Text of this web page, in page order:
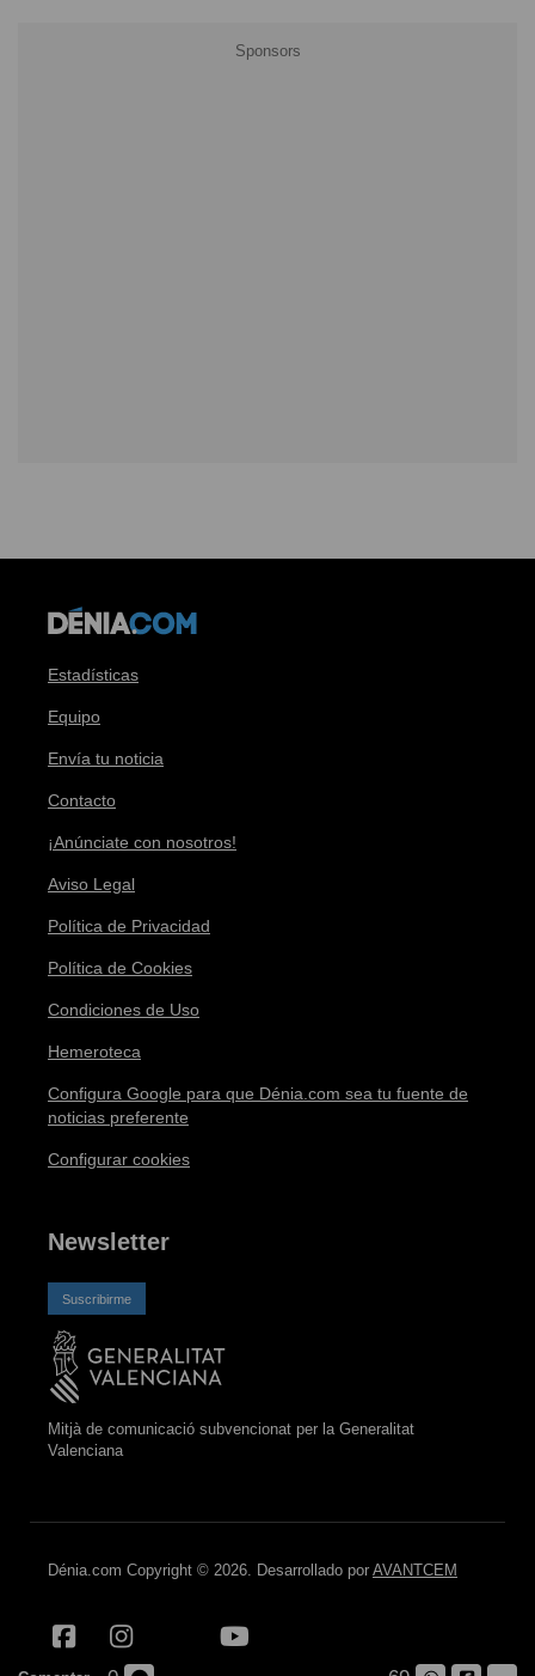
Estadísticas
Equipo
Envía tu noticia
Contacto
¡Anúnciate con nosotros!
Aviso Legal
Política de Privacidad
Política de Cookies
Condiciones de Uso
Hemeroteca
Configura Google para que Dénia.com sea tu fuente de
noticias preferente
Configurar cookies
Newsletter
Suscribirme
Mitjà de comunicació subvencionat per la Generalitat
Valenciana
Dénia.com Copyright © 2026. Desarrollado por AVANTCEM